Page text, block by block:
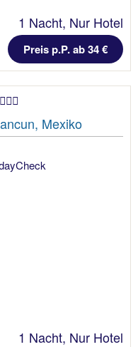
1 Nacht, Nur Hotel
Preis p.P. ab 34 €
Mexiko
1 Nacht, Nur Hotel